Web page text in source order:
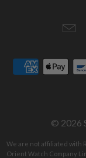
© 2026
We are not affiliated with
Orient Watch Company